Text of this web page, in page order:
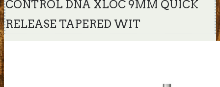
CONTROL DNA XLOC 9MM QUICK
RELEASE TAPERED WIT